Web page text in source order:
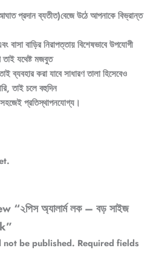
প্রদান ব্যতীত)বেজে উঠে আপনাকে বিভ্রান্ত
বাড়ির নিরাপত্তায় বিশেষভাবে উপযোগী
তাই যথেষ্ট মজবুত
করা যাবে সাধারণ তালা হিসেবেও
তাই চলে বহুদিন
প্রতিস্থাপনযোগ্য।
অ্যালার্ম লক – বড় সাইজ
not be published. Required fields